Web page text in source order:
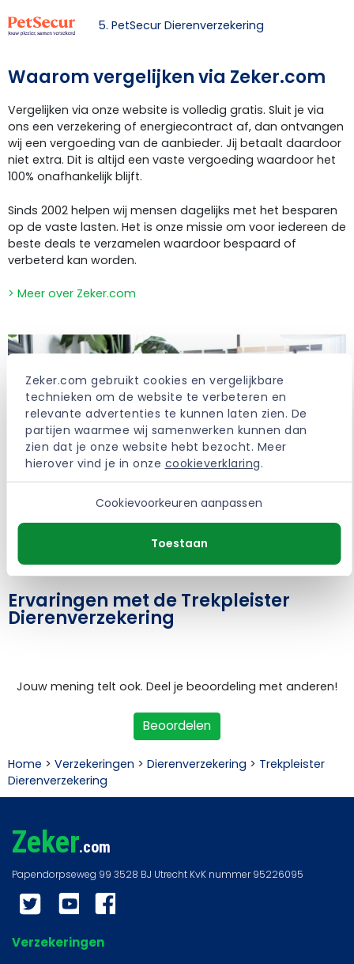
Zeker.com gebruikt cookies en vergelijkbare
technieken om de website te verbeteren en
relevante advertenties te kunnen laten zien. De
partijen waarmee wij samenwerken kunnen dan
zien dat je onze website hebt bezocht. Meer
hierover vind je in onze cookieverklaring.
Cookievoorkeuren aanpassen
Toestaan
5. PetSecur Dierenverzekering
Waarom vergelijken via Zeker.com
Vergelijken via onze website is volledig gratis. Sluit je via
ons een verzekering of energiecontract af, dan ontvangen
wij een vergoeding van de aanbieder. Jij betaalt daardoor
niet extra. Dit is altijd een vaste vergoeding waardoor het
100% onafhankelijk blijft.
Sinds 2002 helpen wij mensen dagelijks met het besparen
op de vaste lasten. Het is onze missie om voor iedereen de
beste deals te verzamelen waardoor bespaard of
verbeterd kan worden.
> Meer over Zeker.com
Ervaringen met de Trekpleister
Dierenverzekering
Jouw mening telt ook. Deel je beoordeling met anderen!
Beoordelen
Home > Verzekeringen > Dierenverzekering > Trekpleister
Dierenverzekering
Zeker.com
Twitter YouTube
Verzekeringen